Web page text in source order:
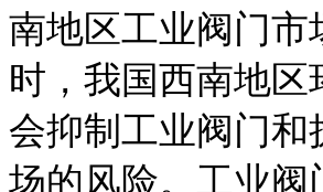
南地区工业阀门
时，我国西南地
会抑制工业阀门
场的风险。工业